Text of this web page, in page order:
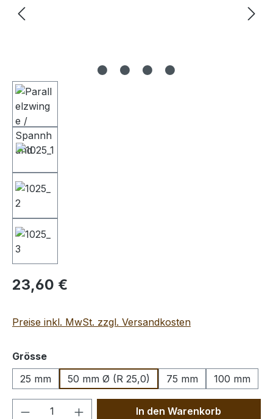
Regulärer Preis:
23,60 €
Preise inkl. MwSt. zzgl. Versandkosten
Grösseauswählen
25 mm
50 mm Ø (R 25,0) 75 mm 100 mm
Produkt Anzahl: Gib denIn den Warenkorb